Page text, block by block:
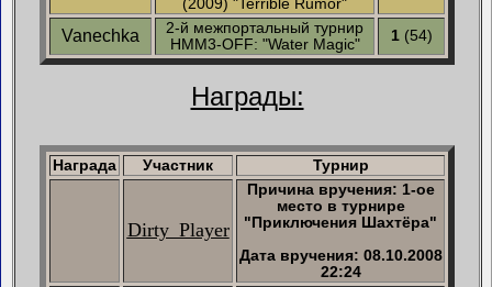
(2009) "Terrible Rumor"
Vanechka
2-й межпортальный турнир
HMM3-OFF: "Water Magic"
1(54)
Награды:
Награда Участник Турнир
Dirty_Player
Причина вручения: 1-ое
место в турнире
"Приключения Шахтёра"
Дата вручения: 08.10.2008
22:24